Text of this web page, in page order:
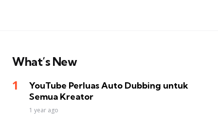
What’s New
YouTube Perluas Auto Dubbing untuk
Semua Kreator
1 year ago